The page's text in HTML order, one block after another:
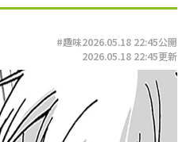
#趣味2026.05.18 22:45公開
2026.05.18 22:45更新